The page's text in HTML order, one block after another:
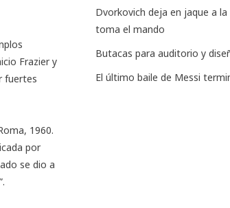
Frazier y
fuertes
1960.
por
se dio a
Dvorkovich deja en jaque a la
toma el mando
Butacas para auditorio y
El último baile de Messi